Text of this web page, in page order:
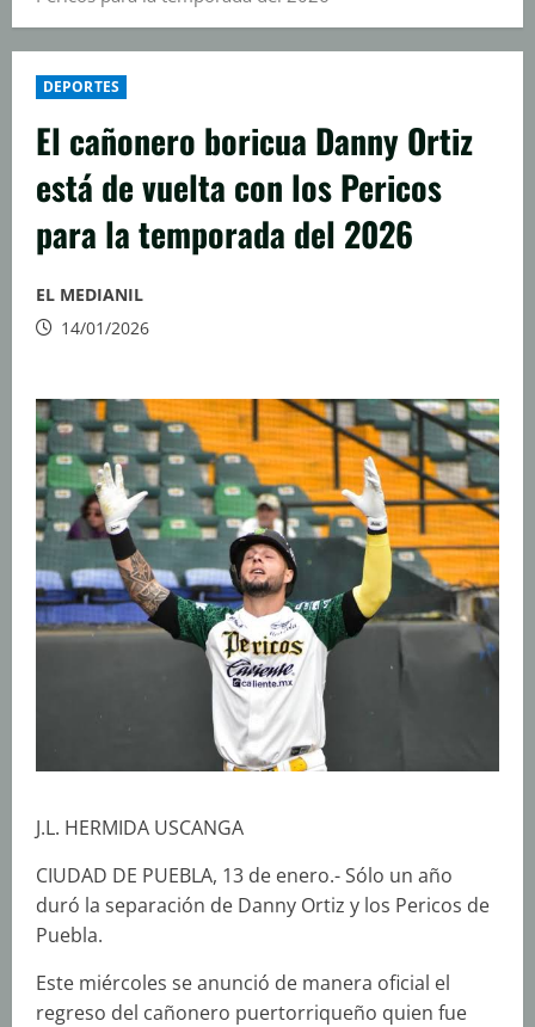
DEPORTES
El cañonero boricua Danny Ortiz
está de vuelta con los Pericos
para la temporada del 2026
EL MEDIANIL
14/01/2026
J.L. HERMIDA USCANGA
CIUDAD DE PUEBLA, 13 de enero.- Sólo un año
duró la separación de Danny Ortiz y los Pericos de
Puebla.
Este miércoles se anunció de manera oficial el
regreso del cañonero puertorriqueño quien fue